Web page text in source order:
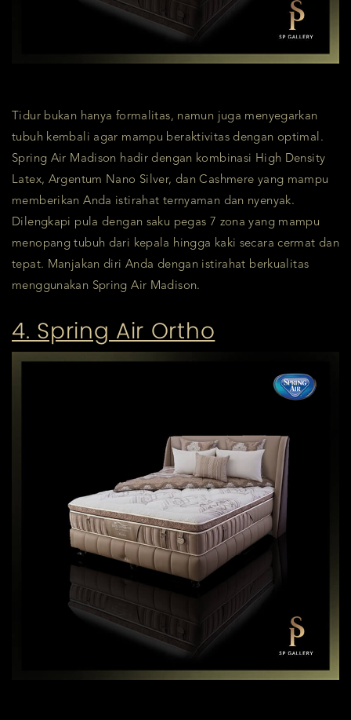
Tidur bukan hanya formalitas, namun juga menyegarkan
tubuh kembali agar mampu beraktivitas dengan optimal.
Spring Air Madison hadir dengan kombinasi High Density
Latex, Argentum Nano Silver, dan Cashmere yang mampu
memberikan Anda istirahat ternyaman dan nyenyak.
Dilengkapi pula dengan saku pegas 7 zona yang mampu
menopang tubuh dari kepala hingga kaki secara cermat dan
tepat. Manjakan diri Anda dengan istirahat berkualitas
menggunakan Spring Air Madison.
4. Spring Air Ortho